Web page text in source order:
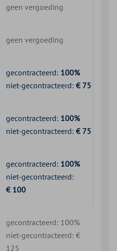
geen vergoeding
geen vergoeding
gecontracteerd: 100%
niet-gecontracteerd: € 75
gecontracteerd: 100%
niet-gecontracteerd: € 75
gecontracteerd: 100%
niet-gecontracteerd:
€ 100
gecontracteerd: 100%
niet-gecontracteerd: €
125